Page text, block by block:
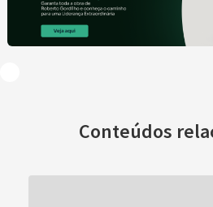
Conteúdos